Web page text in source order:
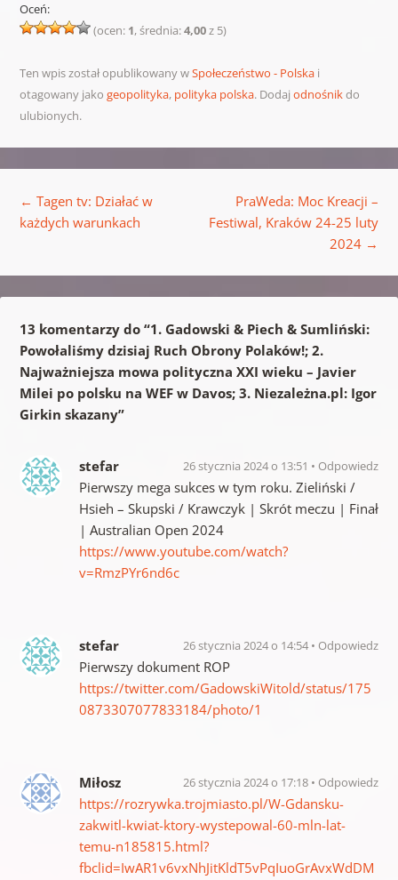
Oceń:
(ocen: 1, średnia:4,00z 5)
Ten wpis został opublikowany wSpołeczeństwo - Polskai
otagowany jako geopolityka, polityka polska. Dodaj odnośnikdo
ulubionych.
← Tagen tv: Działać w
każdych warunkach
PraWeda: Moc Kreacji –
Festiwal, Kraków 24-25 luty
2024 →
13 komentarzy do “1. Gadowski & Piech & Sumliński:
Powołaliśmy dzisiaj Ruch Obrony Polaków!; 2.
Najważniejsza mowa polityczna XXI wieku – Javier
Milei po polsku na WEF w Davos; 3. Niezależna.pl: Igor
Girkin skazany”
stefar 26 stycznia 2024 o 13:51 Odpowiedz
Pierwszy mega sukces w tym roku. Zieliński /
Hsieh – Skupski / Krawczyk | Skrót meczu | Finał
| Australian Open 2024
https://www.youtube.com/watch?
v=RmzPYr6nd6c
stefar 26 stycznia 2024 o 14:54 Odpowiedz
Pierwszy dokument ROP
https://twitter.com/GadowskiWitold/status/175
0873307077833184/photo/1
Miłosz 26 stycznia 2024 o 17:18 Odpowiedz
https://rozrywka.trojmiasto.pl/W-Gdansku-
zakwitl-kwiat-ktory-wystepowal-60-mln-lat-
temu-n185815.html?
fbclid=IwAR1v6vxNhJitKldT5vPqIuoGrAvxWdDM